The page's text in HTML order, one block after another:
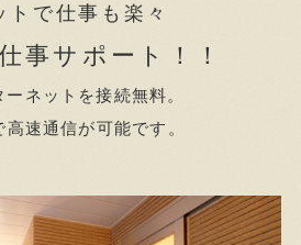
で仕事も楽々
事サポート！！
ネットを接続無料。
速通信が可能です。